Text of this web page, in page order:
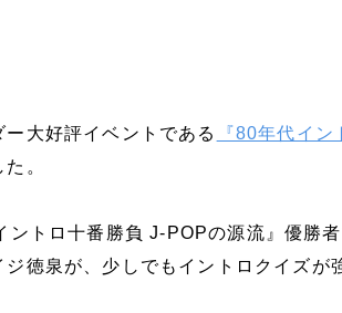
大好評イベントである 『80年代イ
。
ントロ十番勝負 J-POPの源流』優勝
ジ徳泉が、少しでもイントロクイズが